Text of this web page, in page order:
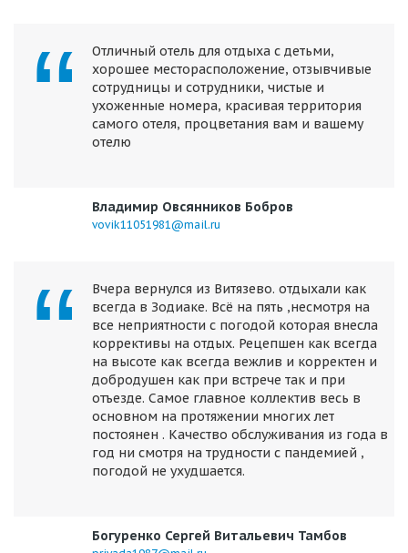
Отличный отель для отдыха с детьми,
хорошее месторасположение, отзывчивые
сотрудницы и сотрудники, чистые и
ухоженные номера, красивая территория
самого отеля, процветания вам и вашему
отелю
Владимир Овсянников Бобров
vovik11051981@mail.ru
Вчера вернулся из Витязево. отдыхали как
всегда в Зодиаке. Всё на пять ,несмотря на
все неприятности с погодой которая внесла
коррективы на отдых. Рецепшен как всегда
на высоте как всегда вежлив и корректен и
добродушен как при встрече так и при
отъезде. Самое главное коллектив весь в
основном на протяжении многих лет
постоянен . Качество обслуживания из года в
год ни смотря на трудности с пандемией ,
погодой не ухудшается.
Богуренко Сергей Витальевич Тамбов